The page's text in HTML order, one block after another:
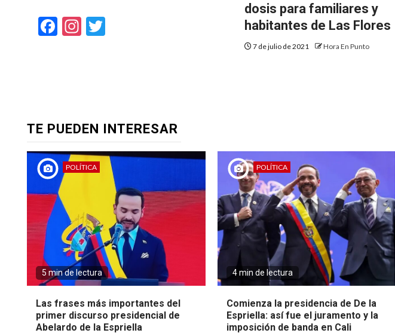
dosis para familiares y
habitantes de Las Flores
7 de julio de 2021 Hora En Punto
Facebook
Instagram
TE PUEDEN INTERESAR
POLÍTICA
5 min de lectura
Las frases más importantes del
primer discurso presidencial de
Abelardo de la Espriella
POLÍTICA
4 min de lectura
Comienza la presidencia de De la
Espriella: así fue el juramento y la
imposición de banda en Cali